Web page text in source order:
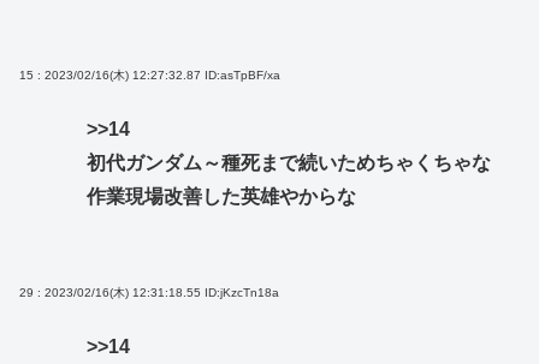
15 : 2023/02/16(木) 12:27:32.87 ID:asTpBF/xa
>>14
初代ガンダム～種死まで続いためちゃくちゃな
作業現場改善した英雄やからな
29 : 2023/02/16(木) 12:31:18.55 ID:jKzcTn18a
>>14